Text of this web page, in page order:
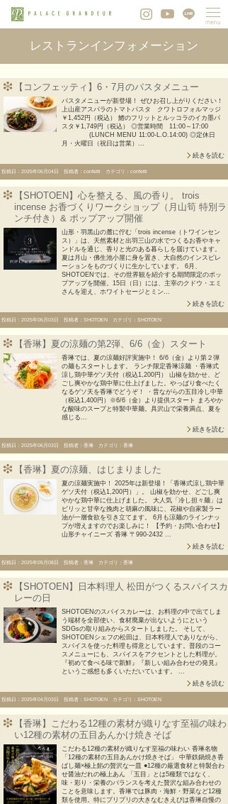
レストランインフォメーション
【コンフェッティ】6・7月のパスタメニュー
パスタメニューが新登場！ ぜひお召し上がりください！
上山産アスパラのトマトパスタ クワトロフォルマッジ
￥1,452円（税込） 鱧のフリットとルッコラのイカ墨パ
スタ￥1,749円（税込） ◎営業時間 11:00～17:00
(LUNCH MENU 11:00-L.O.14:00) ◎定休日
月・火曜日（祝日は営業）...
続きを読む
投稿日：2025年06月04日 投稿者：confetti カテゴリ：confetti
【SHOTOEN】心を整える、風の香り。 trois
incense お香づくりワークショップ（月山筍 特別ラ
ンチ付き）& ポップアップ開催
山形・羽黒山の麓に佇む「trois incense（トワインセン
ス）」は、天然素材と出羽三山の水でつくるお香やキャ
ンドルを通じ、香りと光のある暮らしを届けています。
夏は月山・佛生池小屋に身を置き、大自然のインスピレ
ーションをものづくりに生かしています。 6月、
SHOTOENでは、その世界観を紹介する期間限定のポッ
プアップを開催。15日（日）には、主宰のクドウ・エミ
さんを迎え、ホワイトセージとミン...
続きを読む
投稿日：2025年06月03日 投稿者：SHOTOEN カテゴリ：SHOTOEN
【香琳】夏の涼麺の第2弾、6/6（金）スタート
香琳では、夏の涼麺好評実施中！ 6/6（金）より第２弾
の麺もスタートします。 ランチ限定香琳涼麺 ・香琳式
涼し鶏中華ゲソ天付（税込1,200円） 山椒を効かせ、ど
ごし爽やかな鶏中華に仕上げました。やっぱり食べたく
なるゲソ天を香琳でどうぞ！ ・昔ながらの五目冷し中華
（税込1,400円）※6/6（金）より提供スタート まろやか
な酸味のスープと特製中華麺。具沢山で栄養満点、夏を
感じる...
続きを読む
投稿日：2025年06月03日 投稿者：香琳 カテゴリ：香琳
【香琳】夏の涼麺、はじまりました
夏の涼麺実施中！ 2025年は新登場！「香琳式涼し鶏中華
ゲソ天付（税込1,200円）」。 山椒を効かせ、どごし爽
やかな鶏中華に仕上げました。 大人気「冷し担々麺」は
ピリッと甘辛な挽肉と胡麻の風味に、花椒や自家製ラー
油が一層食欲を引き立てます。 6月も涼麺のラインナッ
プが増えますのでお楽しみに！ 【予約・お問い合わせ】
山形チャイニーズ 香琳 〒990-2432 ...
続きを読む
投稿日：2025年05月08日 投稿者：香琳 カテゴリ：香琳
【SHOTOEN】日本料理人 松田がつくるスパイスカ
レーの日
SHOTOENのスパイスカレーは、お料理の中で出てしま
う端材を全部使い、食材廃棄が出ないようにという
SDGsの取り組みからスタートしました。 そして、
SHOTOENシェフの松田は、日本料理人でありながら、
スパイスを使った料理も得意としています。普段のコー
スメニューにも、スパイスをアクセントとした料理が。
『初めて食べる味で新鮮』『新しい組み合わせの発見』
というご感想も多くいただいています。 ...
続きを読む
投稿日：2025年04月03日 投稿者：SHOTOEN カテゴリ：SHOTOEN
【香琳】こだわる12種の素材が織りなす至福の味わ
い12種の素材の五目あんかけ焼きそば
こだわる12種の素材が織りなす至福の味わい 香琳名物
「12種の素材の五目あんかけ焼きそば」 中華鉄鍋焼き香
ばし麺×極上餡の贅沢な一皿 ●12種の厳選食材と特製合わ
せ醤油だれの極上あん 「五目」とは5種類ではなく、
味・彩り・栄養のバランスを考えた贅沢な組み合わせの
ことを意味します。香琳では豚肉・海鮮・野菜など12種
類を使用。特にプリプリの大きなむきえびは香琳自慢の